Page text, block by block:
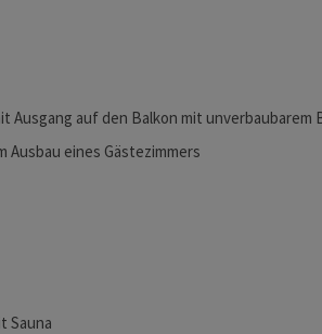
Ausgang auf den Balkon mit unverbaubarem
Ausbau eines Gästezimmers
Sauna